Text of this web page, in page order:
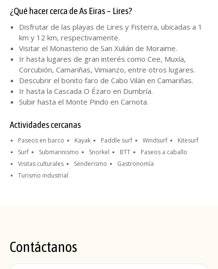
¿Qué hacer cerca de As Eiras – Lires?
Disfrutar de las playas de Lires y Fisterra, ubicadas a 1
km y 12 km, respectivamente.
Visitar el Monasterio de San Xulián de Moraime.
Ir hasta lugares de gran interés como Cee, Muxía,
Corcubión, Camariñas, Vimianzo, entre otros lugares.
Descubrir el bonito faro de Cabo Vilán en Camariñas.
Ir hasta la Cascada O Ézaro en Dumbría.
Subir hasta el Monte Pindo en Carnota.
Actividades cercanas
Paseos en barco Kayak Paddle surf Windsurf
Kitesurf
Surf
Submarinismo Snorkel BTT
Paseos a caballo
Visitas culturales
Senderismo
Gastronomía
Turismo industrial
Contáctanos